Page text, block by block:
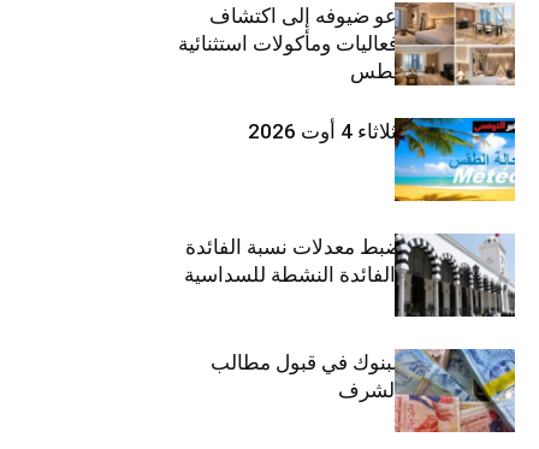
ذا إتش دبي يدعو ضيوفه إلى اكتشاف
تجارب إقامة وفعاليات ومأكولات استثنائية
خلال شهر أغسطس
طقس اليوم الثلاثاء 4 أوت 2026
وزارة المالية: ضبط معدلات نسبة الفائدة
الفعلية وحدود الفائدة النشطة للسداسية
الثانية
موعد انطلاق البنوك في قبول مطالب
القروض على الشرف